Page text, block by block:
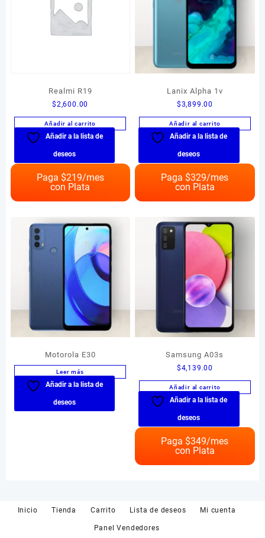
Realmi R19
$2,600.00
Añadir al carrito
Añadir a la lista de
deseos
Paga $219/mes
con Plata
Lanix Alpha 1v
$3,899.00
Añadir al carrito
Añadir a la lista de
deseos
Paga $329/mes
con Plata
Motorola E30
Leer más
Añadir a la lista de
deseos
Samsung A03s
$4,139.00
Añadir al carrito
Añadir a la lista de
deseos
Paga $349/mes
con Plata
Inicio Tienda Carrito Lista de deseos Mi cuenta
Panel Vendedores